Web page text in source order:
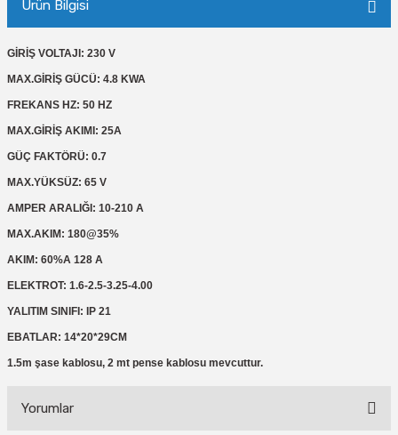
Ürün Bilgisi
GİRİŞ VOLTAJI: 230 V
MAX.GİRİŞ GÜCÜ: 4.8 KWA
FREKANS HZ: 50 HZ
MAX.GİRİŞ AKIMI: 25A
GÜÇ FAKTÖRÜ: 0.7
MAX.YÜKSÜZ: 65 V
AMPER ARALIĞI: 10-210 A
MAX.AKIM: 180@35%
AKIM: 60%A 128 A
ELEKTROT: 1.6-2.5-3.25-4.00
YALITIM SINIFI: IP 21
EBATLAR: 14*20*29CM
1.5m şase kablosu, 2 mt pense kablosu mevcuttur.
Yorumlar